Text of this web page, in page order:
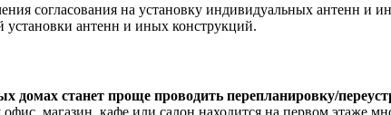
согласования на установку индивидуальных антенн и
установки антенн и иных конструкций.
станет проще проводить перепланировку/